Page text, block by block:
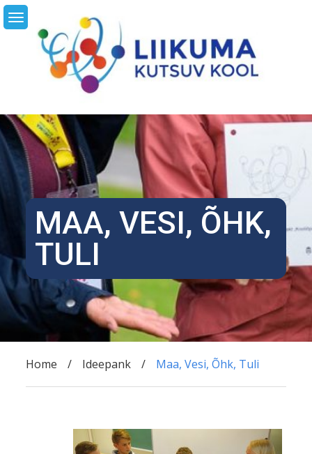
Skip
to
content
MAA, VESI, ÕHK,
TULI
Home Ideepank Maa, Vesi, Õhk, Tuli